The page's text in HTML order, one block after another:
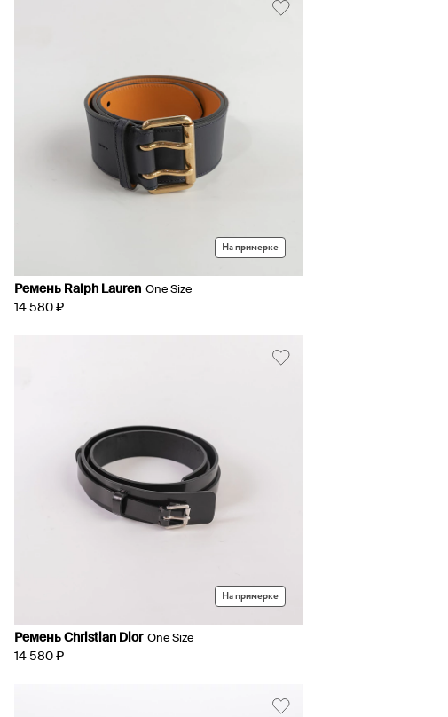
На примерке
Ремень Ralph Lauren One Size
14 580 ₽
На примерке
Ремень Christian Dior One Size
14 580 ₽